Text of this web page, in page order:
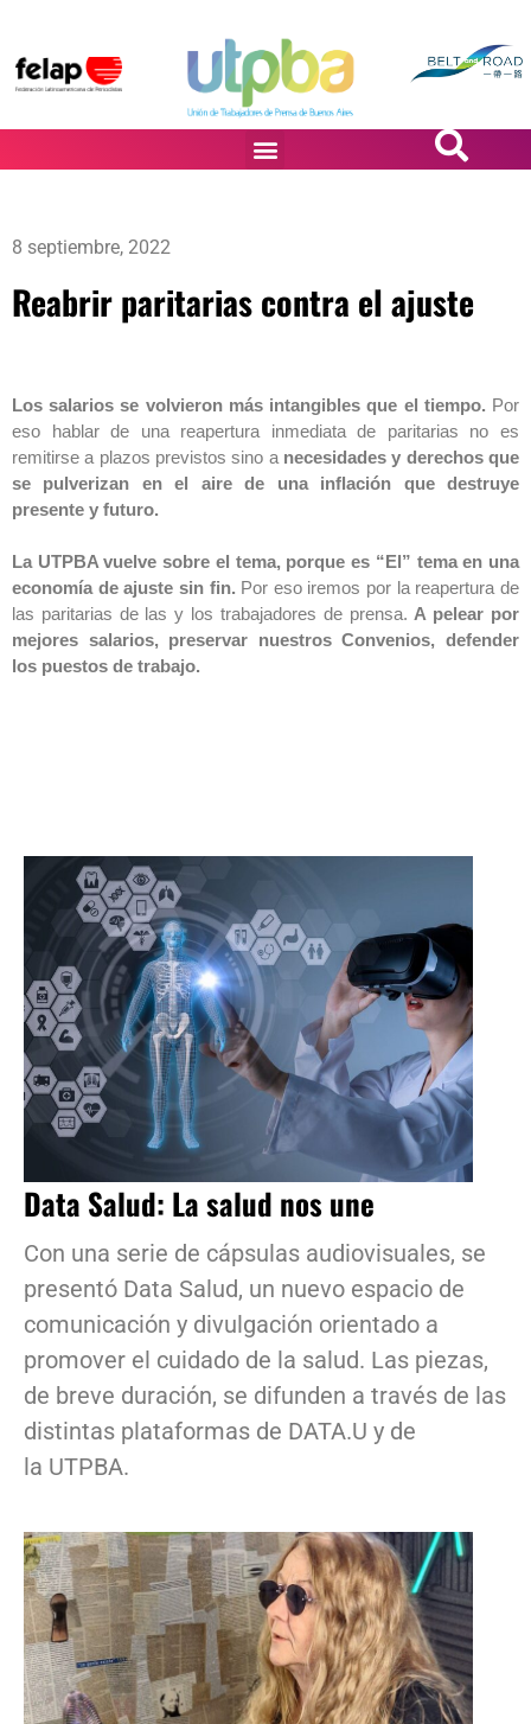
8 septiembre, 2022
Reabrir paritarias contra el ajuste
Los salarios se volvieron más intangibles que el tiempo. Por
eso hablar de una reapertura inmediata de paritarias no es
remitirse a plazos previstos sino a necesidades y derechos que
se pulverizan en el aire de una inflación que destruye
presente y futuro.
La UTPBA vuelve sobre el tema, porque es “El” tema en una
economía de ajuste sin fin. Por eso iremos por la reapertura de
las paritarias de las y los trabajadores de prensa. A pelear por
mejores salarios, preservar nuestros Convenios, defender
los puestos de trabajo.
Data Salud: La salud nos une
Con una serie de cápsulas audiovisuales, se
presentó Data Salud, un nuevo espacio de
comunicación y divulgación orientado a
promover el cuidado de la salud. Las piezas,
de breve duración, se difunden a través de las
distintas plataformas de DATA.U y de
la UTPBA.